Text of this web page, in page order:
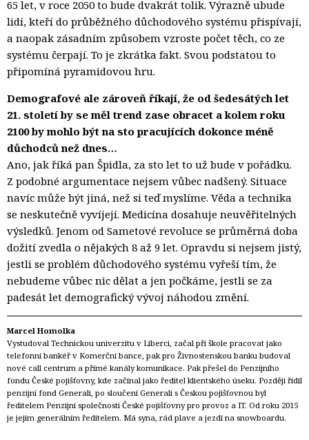
65 let, v roce 2050 to bude dvakrát tolik. Výrazně ubude
lidí, kteří do průběžného důchodového systému přispívají,
a naopak zásadním způsobem vzroste počet těch, co ze
systému čerpají. To je zkrátka fakt. Svou podstatou to
připomíná pyramidovou hru.
Demografové ale zároveň říkají, že od šedesátých let
21. století by se měl trend zase obracet a kolem roku
2100 by mohlo být na sto pracujících dokonce méně
důchodců než dnes…
Ano, jak říká pan Špidla, za sto let to už bude v pořádku.
Z podobné argumentace nejsem vůbec nadšený. Situace
navíc může být jiná, než si teď myslíme. Věda a technika
se neskutečně vyvíjejí. Medicína dosahuje neuvěřitelných
výsledků. Jenom od Sametové revoluce se průměrná doba
dožití zvedla o nějakých 8 až 9 let. Opravdu si nejsem jistý,
jestli se problém důchodového systému vyřeší tím, že
nebudeme vůbec nic dělat a jen počkáme, jestli se za
padesát let demografický vývoj náhodou změní.
Marcel Homolka
Vystudoval Technickou univerzitu v Liberci, začal při škole pracovat jako
telefonní bankéř v Komerční bance, pak pro Živnostenskou banku budoval
nové call centrum a přímé kanály komunikace. Pak přešel do Penzijního
fondu České pojišťovny, kde začínal jako ředitel klientského úseku. Později řídil
penzijní fond Generali, po sloučení Generali s Českou pojišťovnou byl
ředitelem Penzijní společnosti České pojišťovny pro provoz a IT. Od roku 2015
je jejím generálním ředitelem. Má syna, rád plave a jezdí na snowboardu.